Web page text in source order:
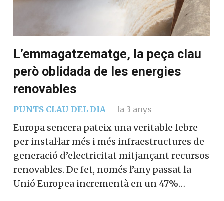
L’emmagatzematge, la peça clau
però oblidada de les energies
renovables
PUNTS CLAU DEL DIA fa 3 anys
Europa sencera pateix una veritable febre
per instal·lar més i més infraestructures de
generació d’electricitat mitjançant recursos
renovables. De fet, només l’any passat la
Unió Europea incrementà en un 47%…